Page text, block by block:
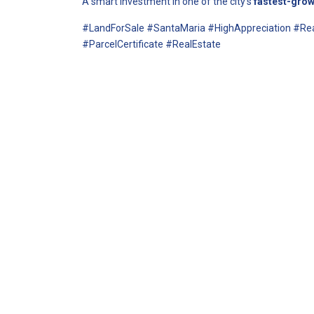
#LandForSale #SantaMaria #HighAppreciation
#ParcelCertificate #RealEstate